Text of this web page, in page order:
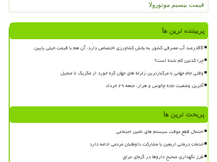
قیمت بیسیم موتورولا
پربیننده ترین ها
85درصد آب مصرفی کشور به بخش کشاورزی اختصاص دارد، آن هم با قیمت خیلی پایین
چرا کدئین کم شده است؟
وقتی جام جهانی با مرگبارترین زلزله های جهان گره خورد از مکزیک تا منجیل
آخرین وضعیت جاده چالوس و هراز، جمعه ۲۹ خرداد
پربحث ترین ها
احتمال قطع موقت سیستم های تامین اجتماعی
خدمات درمانی اربعین با مشارکت داوطلبان مردمی ادامه دارد
طرز نگهداری صحیح داروها در گرمای عراق